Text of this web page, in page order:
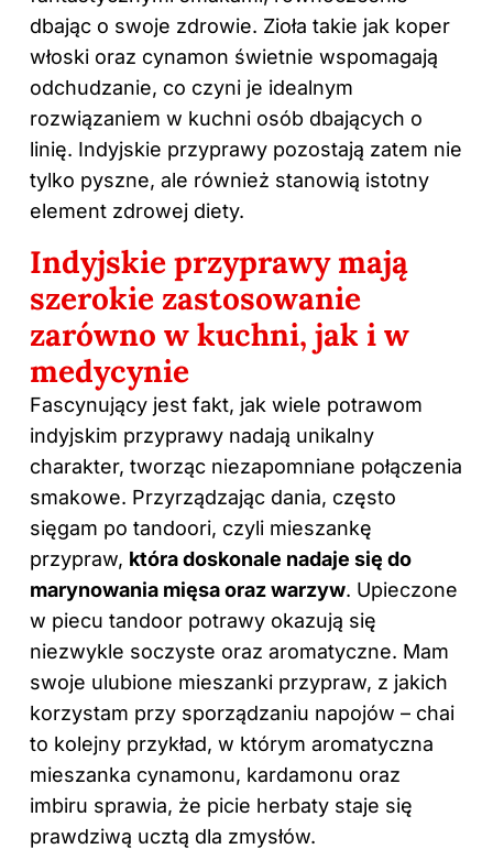
dbając o swoje zdrowie. Zioła takie jak koper
włoski oraz cynamon świetnie wspomagają
odchudzanie, co czyni je idealnym
rozwiązaniem w kuchni osób dbających o
linię. Indyjskie przyprawy pozostają zatem nie
tylko pyszne, ale również stanowią istotny
element zdrowej diety.
Indyjskie przyprawy mają
szerokie zastosowanie
zarówno w kuchni, jak i w
medycynie
Fascynujący jest fakt, jak wiele potrawom
indyjskim przyprawy nadają unikalny
charakter, tworząc niezapomniane połączenia
smakowe. Przyrządzając dania, często
sięgam po tandoori, czyli mieszankę
przypraw, która doskonale nadaje się do
marynowania mięsa oraz warzyw. Upieczone
w piecu tandoor potrawy okazują się
niezwykle soczyste oraz aromatyczne. Mam
swoje ulubione mieszanki przypraw, z jakich
korzystam przy sporządzaniu napojów – chai
to kolejny przykład, w którym aromatyczna
mieszanka cynamonu, kardamonu oraz
imbiru sprawia, że picie herbaty staje się
prawdziwą ucztą dla zmysłów.